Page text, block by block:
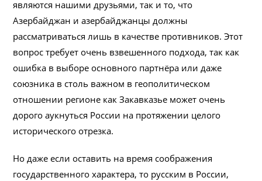
являются нашими друзьями, так и то, что
Азербайджан и азербайджанцы должны
рассматриваться лишь в качестве противников. Этот
вопрос требует очень взвешенного подхода, так как
ошибка в выборе основного партнёра или даже
союзника в столь важном в геополитическом
отношении регионе как Закавказье может очень
дорого аукнуться России на протяжении целого
исторического отрезка.
Но даже если оставить на время соображения
государственного характера, то русским в России,